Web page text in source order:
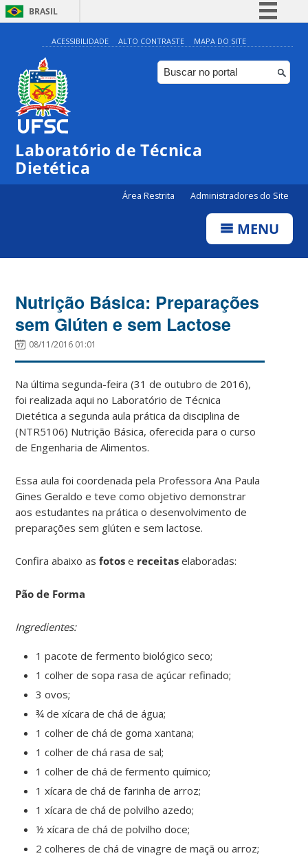
BRASIL
Simplifique!
Comunica BR
Participe
ACESSIBILIDADE ALTO CONTRASTE MAPA DO SITE
Laboratório de Técnica
Dietética
Área Restrita Administradores do Site
MENU
Nutrição Básica: Preparações
sem Glúten e sem Lactose
08/11/2016 01:01
Na última segunda-feira (31 de outubro de 2016),
foi realizada aqui no Laboratório de Técnica
Dietética a segunda aula prática da disciplina de
(NTR5106) Nutrição Básica, oferecida para o curso
de Engenharia de Alimentos.
Essa aula foi coordenada pela Professora Ana Paula
Gines Geraldo e teve como objetivo demonstrar
aos estudantes na prática o desenvolvimento de
preparações sem glúten e sem lactose.
Confira abaixo as fotos e receitas elaboradas:
Pão de Forma
Ingredientes:
1 pacote de fermento biológico seco;
1 colher de sopa rasa de açúcar refinado;
3 ovos;
¾ de xícara de chá de água;
1 colher de chá de goma xantana;
1 colher de chá rasa de sal;
1 colher de chá de fermento químico;
1 xícara de chá de farinha de arroz;
1 xícara de chá de polvilho azedo;
½ xícara de chá de polvilho doce;
2 colheres de chá de vinagre de maçã ou arroz;